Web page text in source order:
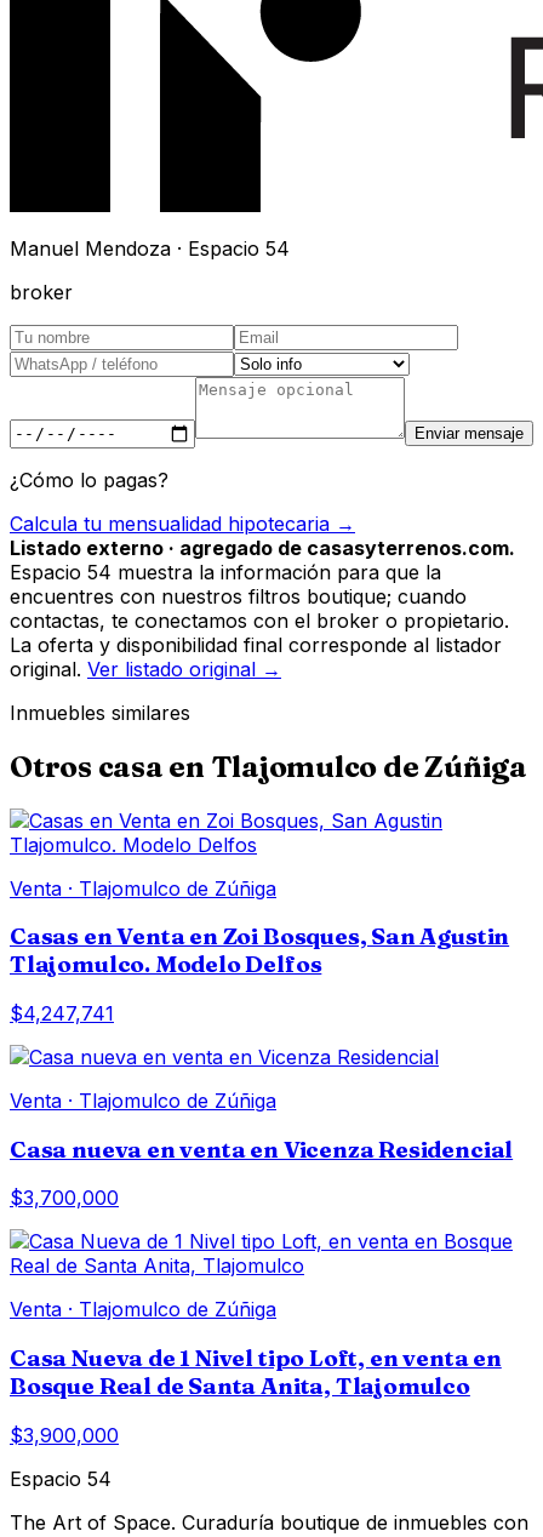
Manuel Mendoza · Espacio 54
broker
Enviar mensaje
¿Cómo lo pagas?
Calcula tu mensualidad hipotecaria →
Listado externo · agregado de casasyterrenos.com.
Espacio 54 muestra la información para que la
encuentres con nuestros filtros boutique; cuando
contactas, te conectamos con el broker o propietario.
La oferta y disponibilidad final corresponde al listador
original. Ver listado original →
Inmuebles similares
Otros casa en Tlajomulco de Zúñiga
Venta · Tlajomulco de Zúñiga
Casas en Venta en Zoi Bosques, San Agustin
Tlajomulco. Modelo Delfos
$4,247,741
Venta · Tlajomulco de Zúñiga
Casa nueva en venta en Vicenza Residencial
$3,700,000
Venta · Tlajomulco de Zúñiga
Casa Nueva de 1 Nivel tipo Loft, en venta en
Bosque Real de Santa Anita, Tlajomulco
$3,900,000
Espacio 54
The Art of Space. Curaduría boutique de inmuebles con